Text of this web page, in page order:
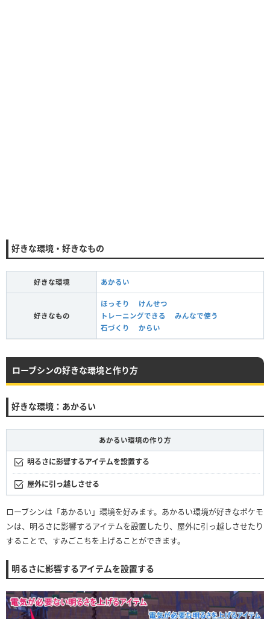
好きな環境・好きなもの
好きな環境 あかるい
好きなもの
ほっそり
けんせつ
トレーニングできる
みんなで使う
石づくり
からい
ローブシンの好きな環境と作り方
好きな環境：あかるい
あかるい環境の作り方
明るさに影響するアイテムを設置する
屋外に引っ越しさせる
ローブシンは「あかるい」環境を好みます。あかるい環境が好きなポケモ
ンは、明るさに影響するアイテムを設置したり、屋外に引っ越しさせたり
することで、すみごこちを上げることができます。
明るさに影響するアイテムを設置する